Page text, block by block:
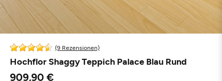
(9 Rezensionen)
Hochflor Shaggy Teppich Palace Blau Rund
909,90 €